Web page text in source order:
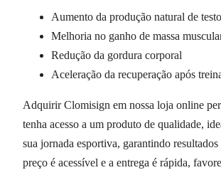
Aumento da produção natural de
Melhoria no ganho de massa
Redução da gordura corporal
Aceleração da recuperação após
Adquirir Clomisign em nossa loja online
tenha acesso a um produto de qualidade,
sua jornada esportiva, garantindo
preço é acessível e a entrega é rápida,